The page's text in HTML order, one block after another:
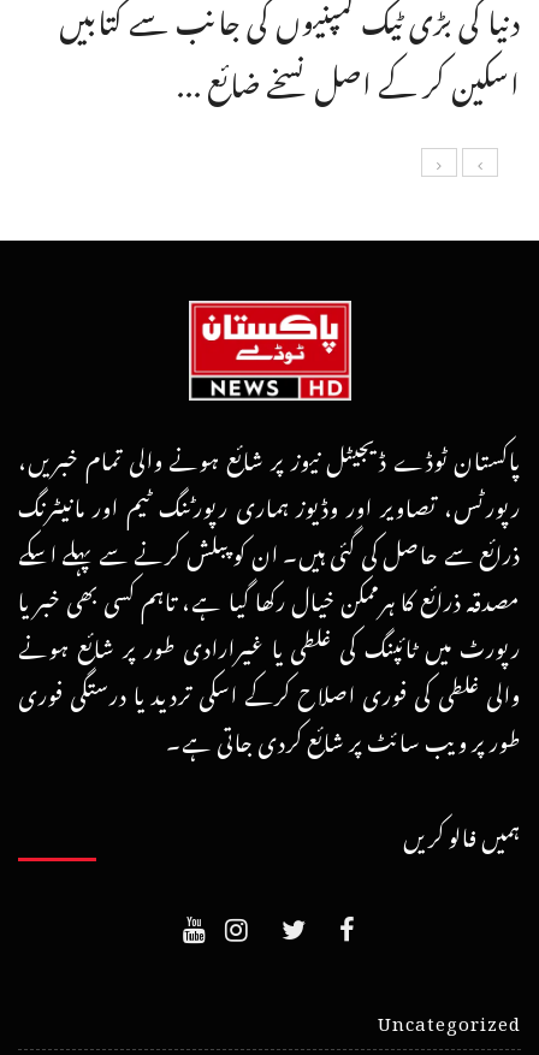
دنیا کی بڑی ٹیک کمپنیوں کی جانب سے کتابیں
اسکین کر کے اصل نسخے ضائع ...
پاکستان ٹوڈے ڈیجیٹل نیوز پر شائع ہونے والی تمام خبریں،
رپورٹس، تصاویر اور وڈیوز ہماری رپورٹنگ ٹیم اور مانیٹرنگ
ذرائع سے حاصل کی گئی ہیں۔ ان کو پبلش کرنے سے پہلے اسکے
مصدقہ ذرائع کا ہرممکن خیال رکھا گیا ہے، تاہم کسی بھی خبر یا
رپورٹ میں ٹائپنگ کی غلطی یا غیرارادی طور پر شائع ہونے
والی غلطی کی فوری اصلاح کرکے اسکی تردید یا درستگی فوری
طور پر ویب سائٹ پر شائع کردی جاتی ہے۔
ہمیں فالو کریں
Uncategorized